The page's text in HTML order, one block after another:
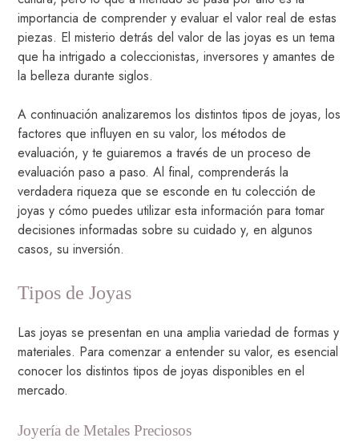
importancia de comprender y evaluar el valor real de estas
piezas. El misterio detrás del valor de las joyas es un tema
que ha intrigado a coleccionistas, inversores y amantes de
la belleza durante siglos.
A continuación analizaremos los distintos tipos de joyas, los
factores que influyen en su valor, los métodos de
evaluación, y te guiaremos a través de un proceso de
evaluación paso a paso. Al final, comprenderás la
verdadera riqueza que se esconde en tu colección de
joyas y cómo puedes utilizar esta información para tomar
decisiones informadas sobre su cuidado y, en algunos
casos, su inversión.
Tipos de Joyas
Las joyas se presentan en una amplia variedad de formas y
materiales. Para comenzar a entender su valor, es esencial
conocer los distintos tipos de joyas disponibles en el
mercado.
Joyería de Metales Preciosos